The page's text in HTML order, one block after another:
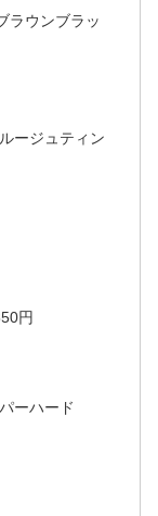
ラウンブラッ
ージュティン
円
ーハード